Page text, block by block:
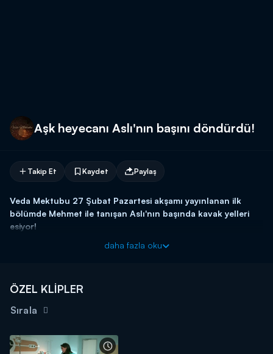
Aşk heyecanı Aslı'nın başını döndürdü!
Takip Et Kaydet Paylaş
Veda Mektubu 27 Şubat Pazartesi akşamı yayınlanan ilk
bölümde Mehmet ile tanışan Aslı'nın başında kavak yelleri
esiyor!
Mehmet ile yolları kesiştiğinden beri Aslı'nın içinde heyecan
Veda Mektubu yeni bölümleriyle her pazartesi 20.00'da
daha fazla oku
ÖZEL KLİPLER
Sırala